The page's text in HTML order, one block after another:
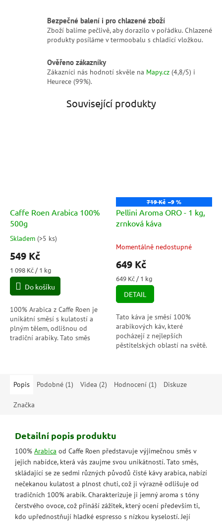
Bezpečné balení i pro chlazené zboží
Zboží balíme pečlivě, aby dorazilo v pořádku. Chlazené
produkty posíláme v termoobalu s chladicí vložkou.
Ověřeno zákazníky
Zákazníci nás hodnotí skvěle na Mapy.cz (4,8/5) i
Heurece (99%).
Související produkty
Caffe Roen Arabica 100%
500g
Průměrné
produktu
je
5,0
5
hvězdiček.
Skladem (>5 ks)
549 Kč
Měrná
cena:
1 098 Kč / 1 kg
Do košíku
100% Arabica z Caffe Roen je
unikátní směsí s kulatostí a
plným tělem, odlišnou od
tradiční arabiky. Tato směs
719 Kč –9 %
Pellini Aroma ORO - 1 kg,
zrnková káva
Momentálně nedostupné
649 Kč
Měrná
cena:
649 Kč / 1 kg
DETAIL
Tato káva je směsí 100%
arabikových káv, které
pocházejí z nejlepších
pěstitelských oblastí na světě.
Popis
Podobné (1) Videa (2) Hodnocení (1) Diskuze
Značka
Detailní popis produktu
100% Arabica od Caffe Roen představuje výjimečnou směs v
jejich nabídce, která vás zaujme svou unikátností. Tato směs,
skládající se ze sedmi různých původů čisté kávy arabica, nabízí
nečekanou kulatost a plnost chuti, což ji výrazně odlišuje od
tradičních 100% arabik. Charakterizuje ji jemný aroma s tóny
čerstvého ovoce, což přináší zážitek, který ocení především ti,
kdo upřednostňují hladké espresso s nízkou kyselostí. Její